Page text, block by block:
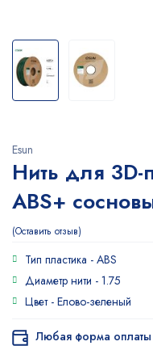
Esun
Нить для 3D-
ABS+
Оставить отзыв
Тип пластика - ABS
Диаметр нити - 1.75
Цвет - Елово-зеленый
Любая форма оплаты